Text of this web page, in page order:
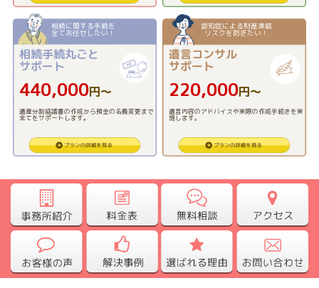
相続に関する手続を
全てお任せしたい！
相続手続丸ごと
サポート
440,000円〜
遺産分割協議書の作成から預金の名義変更まで
全てをサポートします。
認知症による財産凍結
リスクを防ぎたい！
遺言コンサル
サポート
220,000円〜
遺言内容のアドバイスや実際の作成手続きを実
施します。